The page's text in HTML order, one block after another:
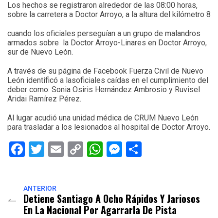
Los hechos se registraron alrededor de las 08:00 horas,
sobre la carretera a Doctor Arroyo, a la altura del kilómetro 8
cuando los oficiales perseguían a un grupo de malandros
armados sobre la Doctor Arroyo-Linares en Doctor Arroyo,
sur de Nuevo León.
A través de su página de Facebook Fuerza Civil de Nuevo
León identificó a lasoficiales caídas en el cumplimiento del
deber como: Sonia Osiris Hernández Ambrosio y Ruvisel
Aridai Ramírez Pérez.
Al lugar acudió una unidad médica de CRUM Nuevo León
para trasladar a los lesionados al hospital de Doctor Arroyo.
Facebook
Twitter
EmailCopyWhatsApp
Messenger
ANTERIOR
Detiene Santiago A Ocho Rápidos Y Jariosos
En La Nacional Por Agarrarla De Pista